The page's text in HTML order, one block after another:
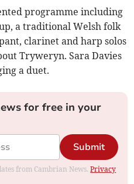
programme including
a traditional Welsh folk
clarinet and harp solos
Tryweryn. Sara Davies
a duet.
for free in your
Submit
from Cambrian News.Privacy